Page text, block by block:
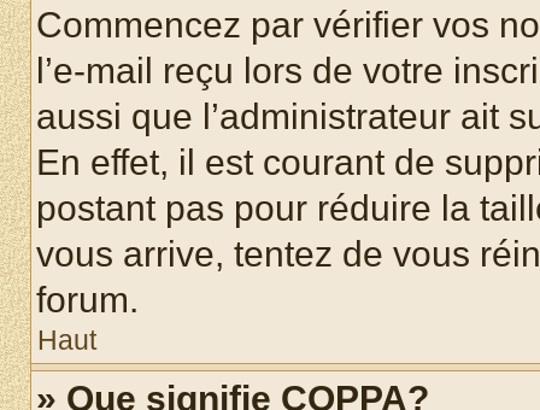
Commencez par vérifier vos
l’e-mail reçu lors de votre
aussi que l’administrateur ait
En effet, il est courant de
postant pas pour réduire la
vous arrive, tentez de vous
forum.
Haut
» Que signifie COPPA?